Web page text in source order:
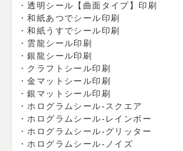
透明シール【曲面タイプ】印刷
和紙あつでシール印刷
和紙うすでシール印刷
雲龍シール印刷
銀龍シール印刷
クラフトシール印刷
金マットシール印刷
銀マットシール印刷
ホログラムシール-スクエア
ホログラムシール-レインボー
ホログラムシール-グリッター
ホログラムシール-ノイズ